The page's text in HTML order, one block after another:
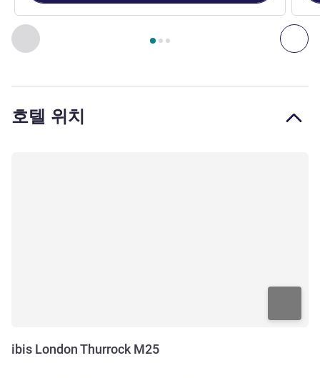
이전 - 객실 다
3 페이지 , 객실 1 : Double room with 1 double bed , 객실 2
호텔 위치
ibis London Thurrock M25